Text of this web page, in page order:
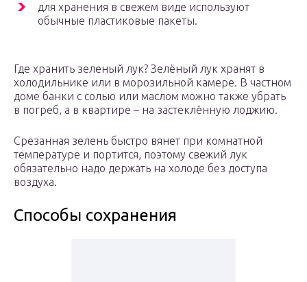
для хранения в свежем виде используют
обычные пластиковые пакеты.
Где хранить зеленый лук? Зелёный лук хранят в
холодильнике или в морозильной камере. В частном
доме банки с солью или маслом можно также убрать
в погреб, а в квартире – на застеклённую лоджию.
Срезанная зелень быстро вянет при комнатной
температуре и портится, поэтому свежий лук
обязательно надо держать на холоде без доступа
воздуха.
Способы сохранения